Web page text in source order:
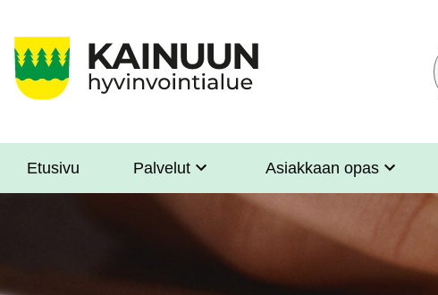
Sote
Etusivu Palvelut Asiakkaan opas